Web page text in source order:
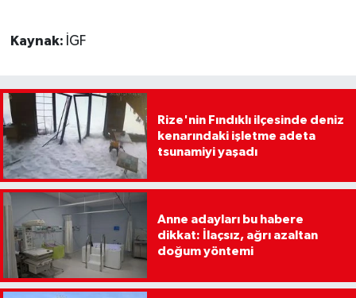
Kaynak: İGF
Rize'nin Fındıklı ilçesinde deniz
kenarındaki işletme adeta
tsunamiyi yaşadı
Anne adayları bu habere
dikkat: İlaçsız, ağrı azaltan
doğum yöntemi